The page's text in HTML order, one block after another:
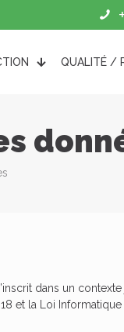
QUALITÉ /
dans un
et la Loi Informatique